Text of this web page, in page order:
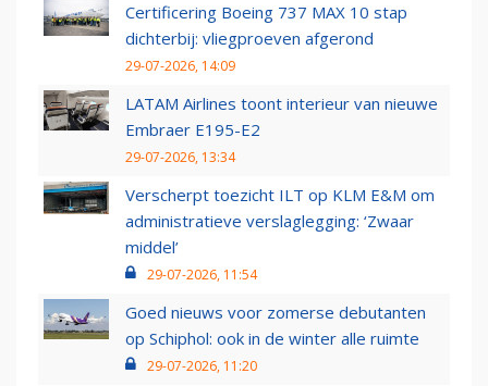
Certificering Boeing 737 MAX 10 stap
dichterbij: vliegproeven afgerond
29-07-2026, 14:09
LATAM Airlines toont interieur van nieuwe
Embraer E195-E2
29-07-2026, 13:34
Verscherpt toezicht ILT op KLM E&M om
administratieve verslaglegging: ‘Zwaar
middel’
29-07-2026, 11:54
Goed nieuws voor zomerse debutanten
op Schiphol: ook in de winter alle ruimte
29-07-2026, 11:20